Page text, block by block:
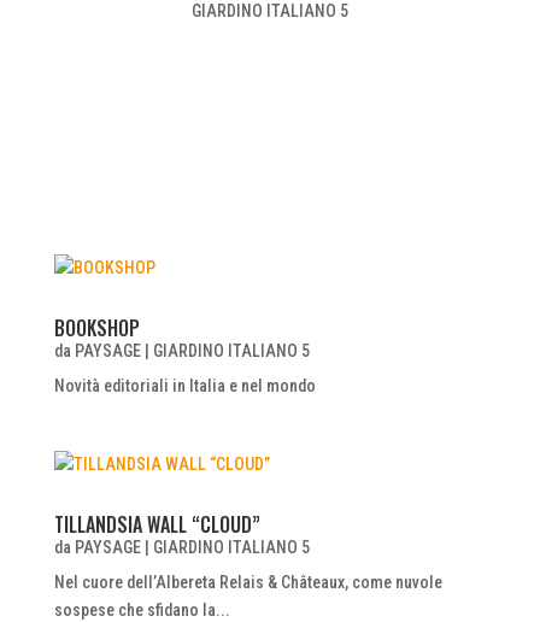
GIARDINO ITALIANO 5
BOOKSHOP
da PAYSAGE| GIARDINO ITALIANO 5
Novità editoriali in Italia e nel mondo
TILLANDSIA WALL “CLOUD”
da PAYSAGE| GIARDINO ITALIANO 5
Nel cuore dell’Albereta Relais & Châteaux, come nuvole
sospese che sfidano la...